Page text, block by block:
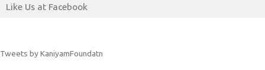
Like Us at Facebook
Tweets by KaniyamFoundatn